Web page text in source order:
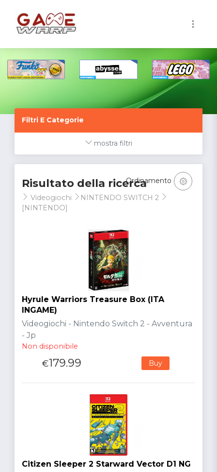
Filtri E Categorie
mostra filtri
Risultato della ricerca
Videogiochi
NINTENDO SWITCH 2
[NINTENDO]
Ordinamento
Hyrule Warriors Treasure Box (ITA
INGAME)
Videogiochi - Nintendo Switch 2 - Avventura
- Jp
Non disponibile
€179.99 Buy
Citizen Sleeper 2 Starward Vector D1 NG